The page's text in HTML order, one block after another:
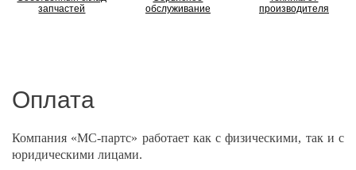
запчастей
обслуживание
производителя
Оплата
Компания «МС-партс» работает как с физическими, так и с
юридическими лицами.